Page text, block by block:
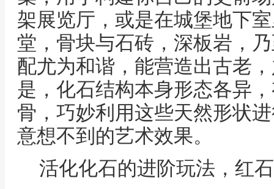
架展览厅，或是在城堡地下
堂，骨块与石砖，深板岩，
配尤为和谐，能营造出古老
是，化石结构本身形态各异
骨，巧妙利用这些天然形状
意想不到的艺术效果。
活化化石的进阶玩法，红